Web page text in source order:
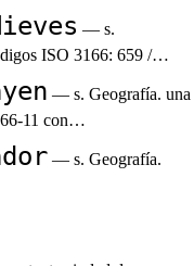
— s.
ISO 3166: 659 /…
— s. Geografía. una
11 con…
— s. Geografía.